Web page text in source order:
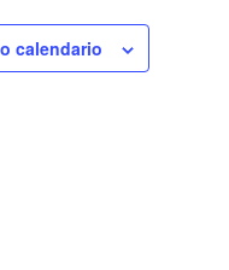
calendario